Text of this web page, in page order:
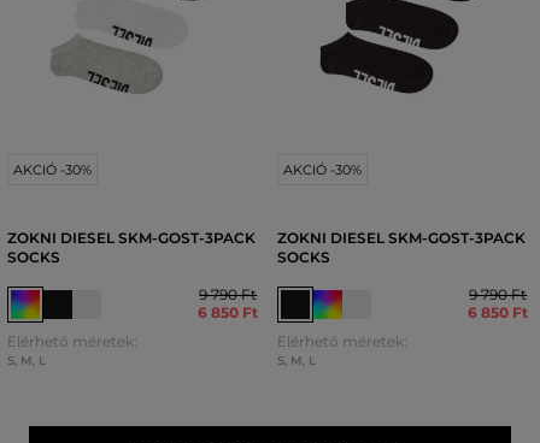
AKCIÓ -30%
ZOKNI DIESEL SKM-GOST-3PACK
SOCKS
9 790 Ft
6 850 Ft
Elérhető méretek:
S, M, L
AKCIÓ -30%
ZOKNI DIESEL SKM-GOST-3PACK
SOCKS
9 790 Ft
6 850 Ft
Elérhető méretek:
S, M, L